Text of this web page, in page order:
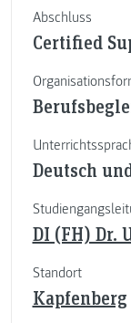
Abschluss
Certified
Deutsch
DI (FH) Dr.
Standort
Kapfenberg